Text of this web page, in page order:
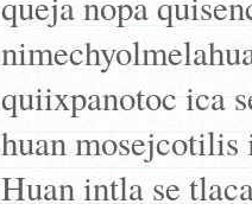
quiixpanotoc ica
huan mosejcotilis
Huan intla se